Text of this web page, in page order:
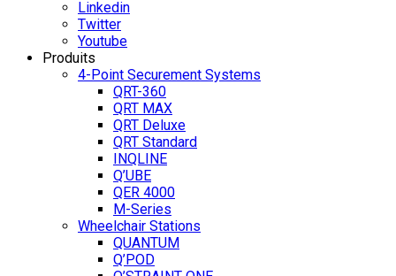
Linkedin
Twitter
Youtube
Produits
4-Point Securement Systems
QRT-360
QRT MAX
QRT Deluxe
QRT Standard
INQLINE
Q’UBE
QER 4000
M-Series
Wheelchair Stations
QUANTUM
Q’POD